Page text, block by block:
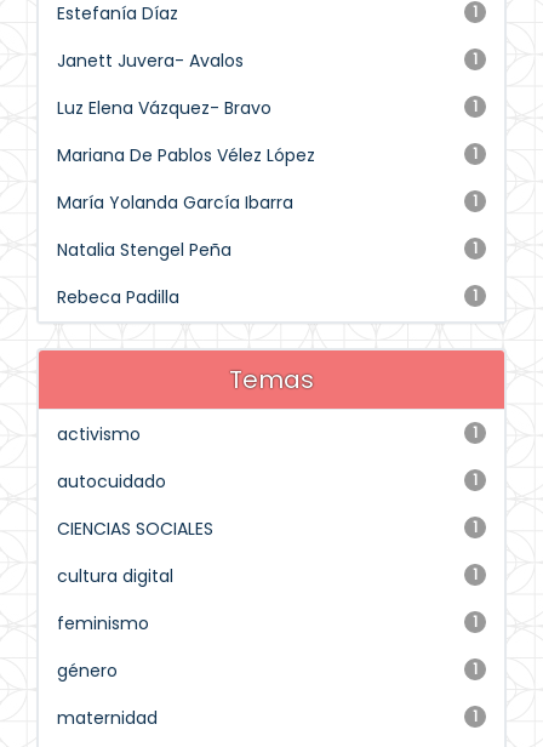
1
Estefanía Díaz
1
Janett Juvera- Avalos
1
Luz Elena Vázquez- Bravo
1
Mariana De Pablos Vélez López
1
María Yolanda García Ibarra
1
Natalia Stengel Peña
1
Rebeca Padilla
Temas
1
activismo
1
autocuidado
1
CIENCIAS SOCIALES
1
cultura digital
1
feminismo
1
género
1
maternidad